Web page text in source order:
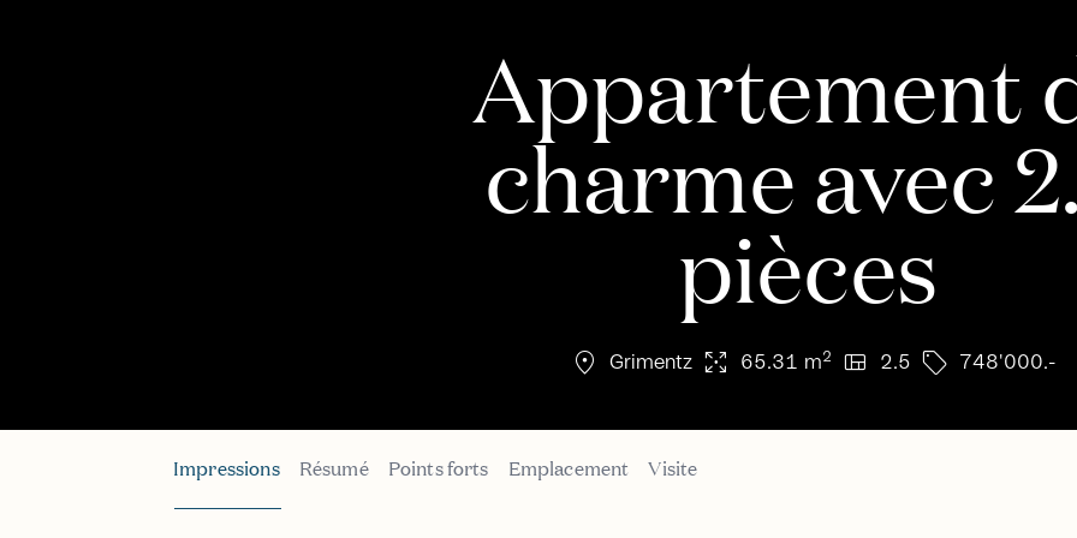
Appartement
charme avec
pièces
location_on Grimentz arrows_output 65.31 m2 view_quilt 2.5 sell 748'000.-
Impressions Résumé Points forts Emplacement Visite